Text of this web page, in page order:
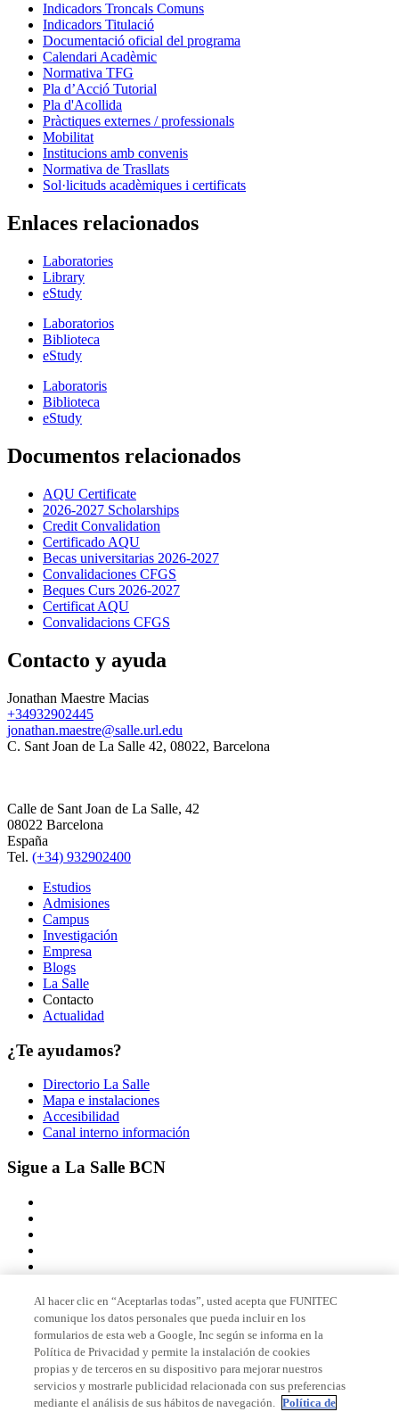
Indicadors Troncals Comuns
Indicadors Titulació
Documentació oficial del programa
Calendari Acadèmic
Normativa TFG
Pla d’Acció Tutorial
Pla d'Acollida
Pràctiques externes / professionals
Mobilitat
Institucions amb convenis
Normativa de Trasllats
Sol·licituds acadèmiques i certificats
Enlaces relacionados
Laboratories
Library
eStudy
Laboratorios
Biblioteca
eStudy
Laboratoris
Biblioteca
eStudy
Documentos relacionados
AQU Certificate
2026-2027 Scholarships
Credit Convalidation
Certificado AQU
Becas universitarias 2026-2027
Convalidaciones CFGS
Beques Curs 2026-2027
Certificat AQU
Convalidacions CFGS
Contacto y ayuda
Jonathan Maestre Macias
+34932902445
jonathan.maestre@salle.url.edu
C. Sant Joan de La Salle 42, 08022, Barcelona
Calle de Sant Joan de La Salle, 42
08022 Barcelona
España
Tel. (+34) 932902400
Estudios
Admisiones
Campus
Investigación
Empresa
Blogs
La Salle
Contacto
Actualidad
¿Te ayudamos?
Directorio La Salle
Mapa e instalaciones
Accesibilidad
Canal interno información
Sigue a La Salle BCN
Miembro de
Acreditaciones
Al hacer clic en “Aceptarlas todas”, usted acepta que FUNITEC
comunique los datos personales que pueda incluir en los
formularios de esta web a Google, Inc según se informa en la
Política de Privacidad y permite la instalación de cookies
propias y de terceros en su dispositivo para mejorar nuestros
servicios y mostrarle publicidad relacionada con sus preferencias
mediante el análisis de sus hábitos de navegación. Política de